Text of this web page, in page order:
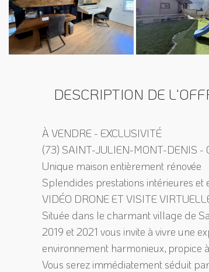
DESCRIPTION DE
À VENDRE - EXCLUSIVITÉ
(73) SAINT-JULIEN-MONT-DENIS
Unique maison entièrement rénovée
Splendides prestations intérieures
VIDÉO DRONE ET VISITE
Située dans le charmant village de
2019 et 2021 vous invite à vivre une
environnement harmonieux, propice
Vous serez immédiatement séduit